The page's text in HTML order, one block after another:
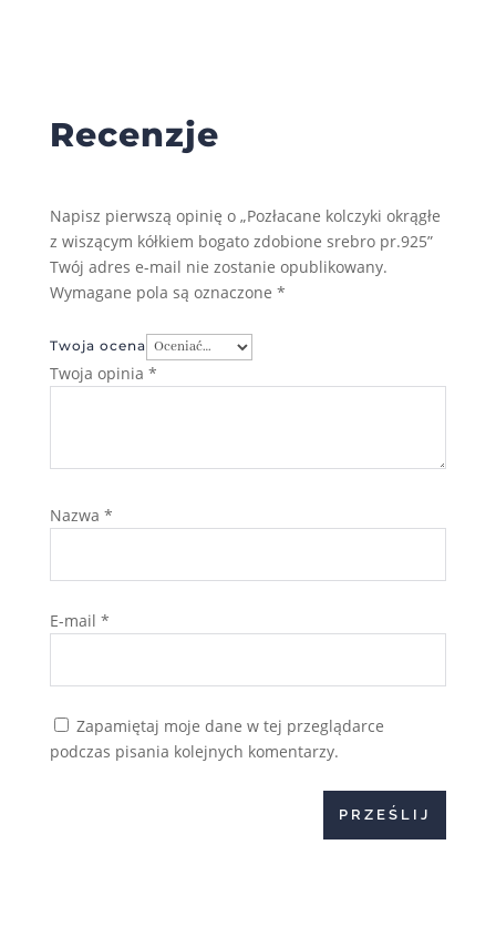
Recenzje
Napisz pierwszą opinię o „Pozłacane kolczyki okrągłe
z wiszącym kółkiem bogato zdobione srebro pr.925”
Twój adres e-mail nie zostanie opublikowany.
Wymagane pola są oznaczone *
Twoja ocena
Twoja opinia *
Nazwa *
E-mail *
Zapamiętaj moje dane w tej przeglądarce
podczas pisania kolejnych komentarzy.
PRZEŚLIJ